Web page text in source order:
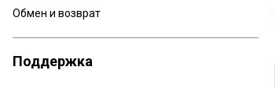
Обмен и возврат
Поддержка